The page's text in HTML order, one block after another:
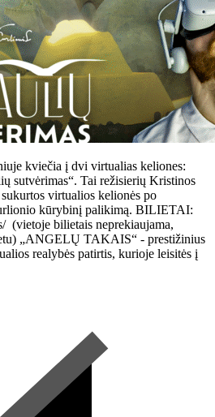
kviečia į dvi virtualias keliones:
sutvėrimas“. Tai režisierių Kristinos
virtualios kelionės po
kūrybinį palikimą. BILIETAI:
(vietoje bilietais neprekiaujama,
„ANGELŲ TAKAIS“ - prestižinius
realybės patirtis, kurioje leisitės į